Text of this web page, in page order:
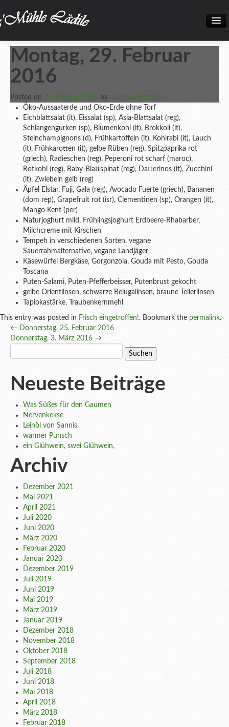
Home
Neuigkeiten
Frisch eingetroffen!
Unsere Biokiste
Produkte
Öffnungszeiten
Über uns
Kontakt
Datenschutz und Impressum
Bilder
Montag, 29. Februar
2016
Posted on 29. Februar 2016 by Andreas Bitschnau
Öko-Aussaaterde und Oko-Erde ohne Torf
Eichblattsalat (it), Eissalat (sp), Asia-Blattsalat (reg),
Schlangengurken (sp), Blumenkohl (it), Brokkoli (it),
Steinchampignons (d), Frühkartoffeln (it), Kohlrabi (it), Lauch
(it), Frühkarotten (it), gelbe Rüben (reg), Spitzpaprika rot
(griech), Radieschen (reg), Peperoni rot scharf (maroc),
Rotkohl (reg), Baby-Blattspinat (reg), Datterinos (it), Zucchini
(it), Zwiebeln gelb (reg)
Äpfel Elstar, Fuji, Gala (reg), Avocado Fuerte (griech), Bananen
(dom rep), Grapefruit rot (isr), Clementinen (sp), Orangen (it),
Mango Kent (per)
Naturjoghurt mild, Frühlingsjoghurt Erdbeere-Rhabarber,
Milchcreme mit Kirschen
Tempeh in verschiedenen Sorten, vegane
Sauerrahmalternative, vegane Landjäger
Käsewürfel Bergkäse, Gorgonzola, Gouda mit Pesto, Gouda
Toscana
Puten-Salami, Puten-Pfefferbeisser, Putenbrust gekocht
gelbe Orientlinsen, schwarze Belugalinsen, braune Tellerlinsen
Tapiokastärke, Traubenkernmehl
This entry was posted in Frisch eingetroffen!. Bookmark the permalink.
Post
navigation
← Donnerstag, 25. Februar 2016
Donnerstag, 3. März 2016 →
nach:
Neueste Beiträge
Was Süßes für den Gaumen
Nervenkekse
Leinöl von Sannis
warmer Punsch
ein Glühwein, swei Glühwein,
Archiv
Dezember 2021
Mai 2021
April 2021
Juli 2020
Juni 2020
März 2020
Februar 2020
Januar 2020
Dezember 2019
Juli 2019
Juni 2019
Mai 2019
März 2019
Januar 2019
Dezember 2018
November 2018
Oktober 2018
September 2018
Juli 2018
Juni 2018
Mai 2018
April 2018
März 2018
Februar 2018